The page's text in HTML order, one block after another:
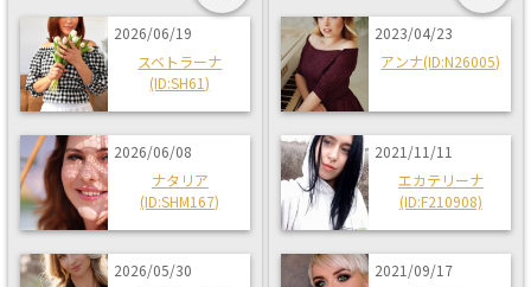
2026/06/19
スベトラーナ
(ID:SH61)
2026/06/08
ナタリア
(ID:SHM167)
2026/05/30
2023/04/23
アンナ(ID:N26005)
2021/11/11
エカテリーナ
(ID:F210908)
2021/09/17